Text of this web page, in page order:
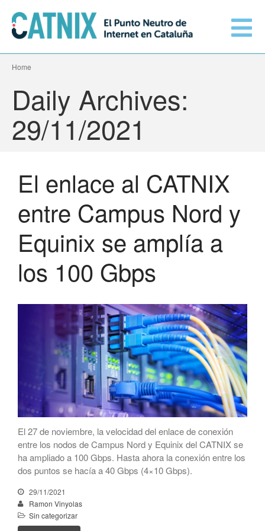
Servicios
Información técnica
El CATNIX
Orange amplía su conexión al
Guifi.net consolida su
conectividad al CATNIX con la
migración a Templus
CATNIX
hacia la automatización de
redes, del BGP a la inteligencia
artificial
El CATNIX renueva el servidor
raíz J de DNS
julio 2026
junio 2026
abril 2026
febrero 2026
Home
Daily Archives:
29/11/2021
El enlace al CATNIX
entre Campus Nord y
Equinix se amplía a
los 100 Gbps
El 27 de noviembre, la velocidad del enlace de conexión
entre los nodos de Campus Nord y Equinix del CATNIX se
ha ampliado a 100 Gbps. Hasta ahora la conexión entre los
dos puntos se hacía a 40 Gbps (4×10 Gbps).
29/11/2021
Ramon Vinyolas
Sin categorizar